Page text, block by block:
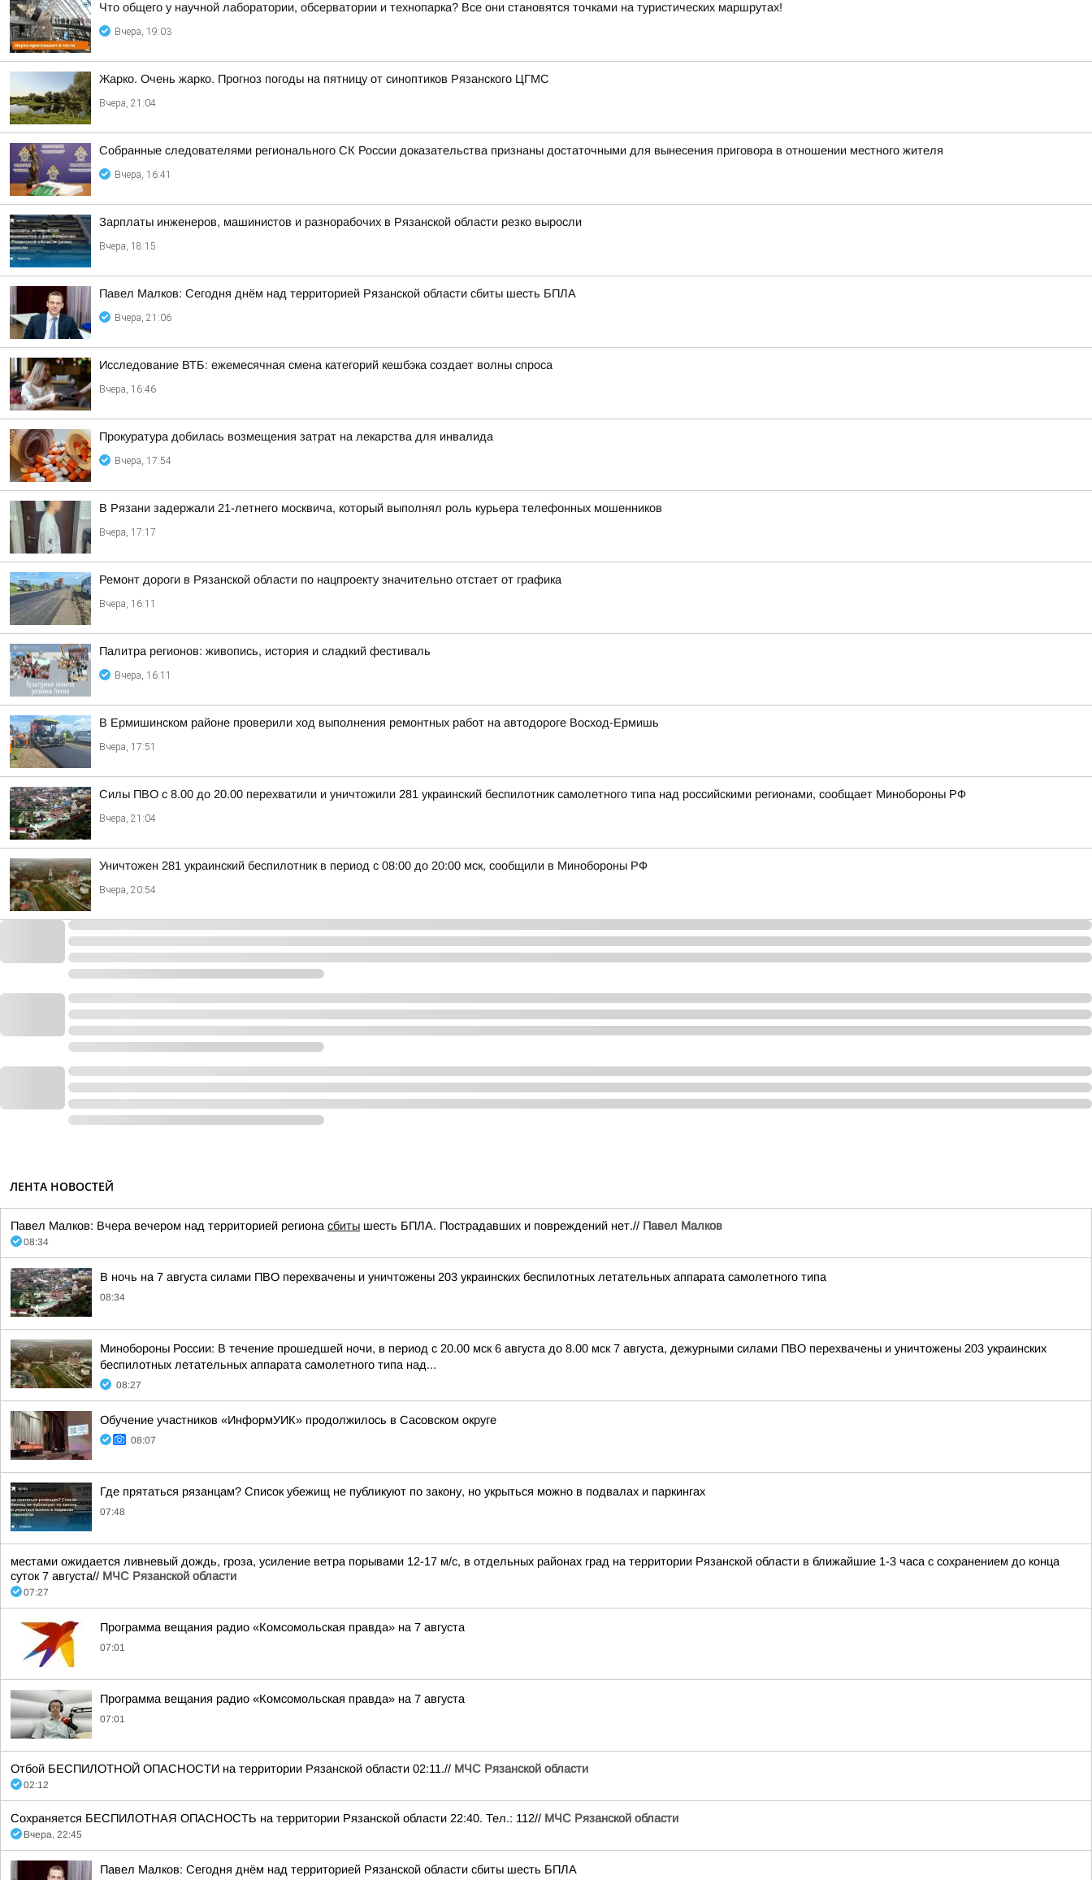
Что общего у научной лаборатории, обсерватории и технопарка? Все они становятся точками на туристических маршрутах!
Вчера, 19:03
Жарко. Очень жарко. Прогноз погоды на пятницу от синоптиков Рязанского ЦГМС
Вчера, 21:04
Собранные следователями регионального СК России доказательства признаны достаточными для вынесения приговора в отношении местного жителя
Вчера, 16:41
Зарплаты инженеров, машинистов и разнорабочих в Рязанской области резко выросли
Вчера, 18:15
Павел Малков: Сегодня днём над территорией Рязанской области сбиты шесть БПЛА
Вчера, 21:06
Исследование ВТБ: ежемесячная смена категорий кешбэка создает волны спроса
Вчера, 16:46
Прокуратура добилась возмещения затрат на лекарства для инвалида
Вчера, 17:54
В Рязани задержали 21-летнего москвича, который выполнял роль курьера телефонных мошенников
Вчера, 17:17
Ремонт дороги в Рязанской области по нацпроекту значительно отстает от графика
Вчера, 16:11
Палитра регионов: живопись, история и сладкий фестиваль
Вчера, 16:11
В Ермишинском районе проверили ход выполнения ремонтных работ на автодороге Восход-Ермишь
Вчера, 17:51
Силы ПВО с 8.00 до 20.00 перехватили и уничтожили 281 украинский беспилотник самолетного типа над российскими регионами, сообщает Минобороны РФ
Вчера, 21:04
Уничтожен 281 украинский беспилотник в период с 08:00 до 20:00 мск, сообщили в Минобороны РФ
Вчера, 20:54
ЛЕНТА НОВОСТЕЙ
Павел Малков: Вчера вечером над территорией региона сбиты шесть БПЛА. Пострадавших и повреждений нет.// Павел Малков
08:34
В ночь на 7 августа силами ПВО перехвачены и уничтожены 203 украинских беспилотных летательных аппарата самолетного типа
08:34
Минобороны России: В течение прошедшей ночи, в период с 20.00 мск 6 августа до 8.00 мск 7 августа, дежурными силами ПВО перехвачены и уничтожены 203 украинских
беспилотных летательных аппарата самолетного типа над...
08:27
Обучение участников «ИнформУИК» продолжилось в Сасовском округе
08:07
Где прятаться рязанцам? Список убежищ не публикуют по закону, но укрыться можно в подвалах и паркингах
07:48
местами ожидается ливневый дождь, гроза, усиление ветра порывами 12-17 м/с, в отдельных районах град на территории Рязанской области в ближайшие 1-3 часа с сохранением до конца
суток 7 августа// МЧС Рязанской области
07:27
Программа вещания радио «Комсомольская правда» на 7 августа
07:01
Программа вещания радио «Комсомольская правда» на 7 августа
07:01
Отбой БЕСПИЛОТНОЙ ОПАСНОСТИ на территории Рязанской области 02:11.// МЧС Рязанской области
02:12
Сохраняется БЕСПИЛОТНАЯ ОПАСНОСТЬ на территории Рязанской области 22:40. Тел.: 112// МЧС Рязанской области
Вчера, 22:45
Павел Малков: Сегодня днём над территорией Рязанской области сбиты шесть БПЛА